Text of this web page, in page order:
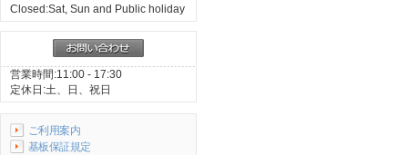
Closed:Sat, Sun and Public holiday
営業時間:11:00 - 17:30
定休日:土、日、祝日
ご利用案内
基板保証規定